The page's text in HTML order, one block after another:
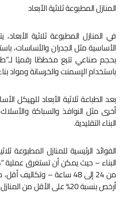
المنازل المطبوعة ثلاثية الأبعاد
في المنازل المطبوعة ثلاثية الأبعاد،
الأساسية مثل الجدران والأساسات،
بحجم صناعي تتبع مخططًا رقميًا
باستخدام الإسمنت والخرسانة ومواد
بعد الطباعة ثلاثية الأبعاد للهيكل
أخرى مثل النوافذ والسباكة
البناء التقليدية.
الفوائد الرئيسية للمنازل المطبوعة
البناء – حيث يمكن أن تستغرق عملية
من 24 إلى 48 ساعة –
أرخص بنسبة 20% على الأقل من المنازل المبنية تقليديًا.